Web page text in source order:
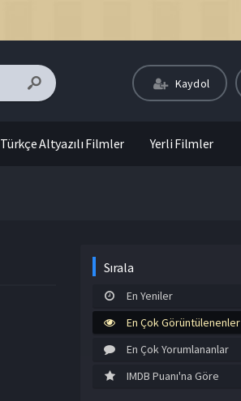
Kaydol
Türkçe Altyazılı Filmler Yerli Filmler
Sırala
En Yeniler
En Çok Görüntülenenler
En Çok Yorumlananlar
IMDB Puanı'na Göre